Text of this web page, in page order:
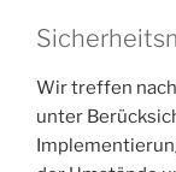
Wir treffen
unter